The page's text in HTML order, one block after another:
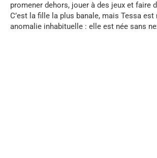
promener dehors, jouer à des jeux et faire
C’est la fille la plus banale, mais Tessa est
anomalie inhabituelle : elle est née sans